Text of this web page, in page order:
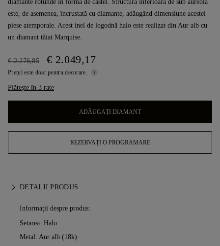
diamante rotunde în formă de castel. Structura inferioară de sub aureolă
este, de asemenea, încrustată cu diamante, adăugând dimensiune acestei
piese atemporale. Acest inel de logodnă halo este realizat din Aur alb cu
un diamant tăiat Marquise.
€ 2.276,85 € 2.049,17
Prețul este doar pentru decorare.
Plătește în 3 rate
ADĂUGAȚI DIAMANT
REZERVAȚI O PROGRAMARE
DETALII PRODUS
Informații despre produs:
Setarea: Halo
Metal: Aur alb (18k)